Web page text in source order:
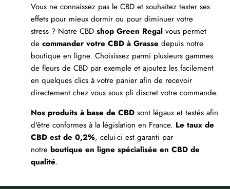
Vous ne connaissez pas le CBD et souhaitez tester ses
effets pour mieux dormir ou pour diminuer votre
stress ? Notre CBD shop Green Regal vous permet
de commander votre CBD à Grasse depuis notre
boutique en ligne. Choisissez parmi plusieurs gammes
de fleurs de CBD par exemple et ajoutez les facilement
en quelques clics à votre panier afin de recevoir
directement chez vous sous pli discret votre commande.
Nos produits à base de CBD sont légaux et testés afin
d'être conformes à la législation en France. Le taux de
CBD est de 0,2%, celui-ci est garanti par
notre boutique en ligne spécialisée en CBD de
qualité.